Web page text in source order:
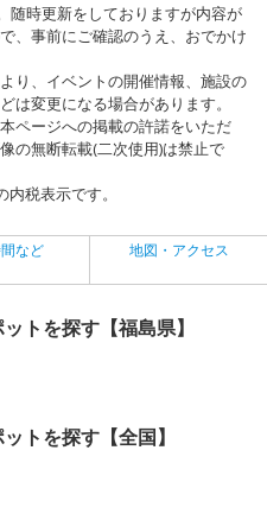
随時更新をしておりますが内容が
、事前にご確認のうえ、おでかけ
り、イベントの開催情報、施設の
は変更になる場合があります。
ページへの掲載の許諾をいただ
の無断転載(二次使用)は禁止で
税表示です。
など 地図・アクセス
トを探す【福島県】
トを探す【全国】